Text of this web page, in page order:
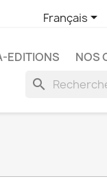
Français
EDITIONS NOS
search